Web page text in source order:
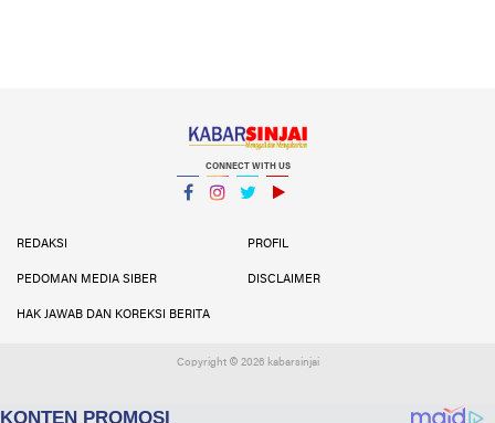
CONNECT WITH US
REDAKSI
PROFIL
PEDOMAN MEDIA SIBER DISCLAIMER
HAK JAWAB DAN KOREKSI BERITA
Copyright © 2026 kabarsinjai